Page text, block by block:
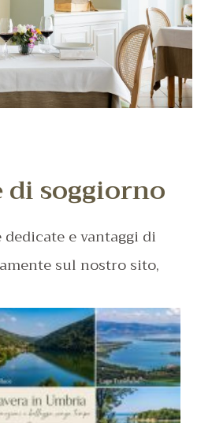
di soggiorno
e vantaggi di
sul nostro sito,